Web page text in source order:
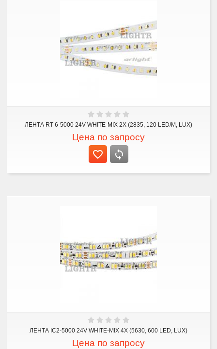
ЛЕНТА RT 6-5000 24V WHITE-MIX 2X (2835, 120 LED/M, LUX)
Цена по запросу
ЛЕНТА IC2-5000 24V WHITE-MIX 4X (5630, 600 LED, LUX)
Цена по запросу